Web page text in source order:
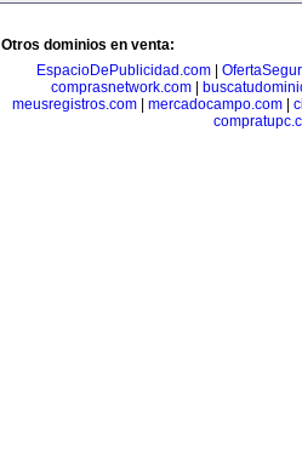
Otros dominios en venta:
EspacioDePublicidad.com|
comprasnetwork.com
meusregistros.com| mercadocampo.com|